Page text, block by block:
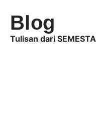
Blog
Tulisan dari SEMESTA